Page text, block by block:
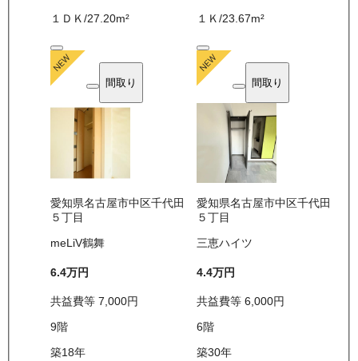
１ＤＫ /27.20m²
１Ｋ/23.67m²
間取り
愛知県名古屋市中区千代田
５丁目
meLiV鶴舞
6.4万円
共益費等 7,000円
9階
築18年
間取り
愛知県名古屋市中区千代田
５丁目
三恵ハイツ
4.4万円
共益費等6,000円
6階
築30年